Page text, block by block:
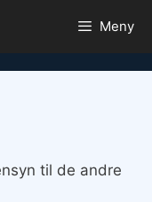
Meny
til de andre